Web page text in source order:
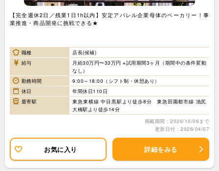
【完全週休2日／残業1日1h以内】安定アパレル企業母体のベーカリー！事
業推進・商品開発に挑戦できる★
職種
店長(候補)
給与
月給30万円〜33万円 ※試用期間3ヶ月（期間中の条件変動
なし）
勤務時間
9:00～18:00（シフト制・休憩あり）
休日
年間休日110日
最寄駅
東急東横線 中目黒駅より徒歩8分 東急田園都市線 池尻
大橋駅より徒歩14分
掲載期間：2026/10/06まで
更新日付：2026/04/07
お気に入り 詳細をみる